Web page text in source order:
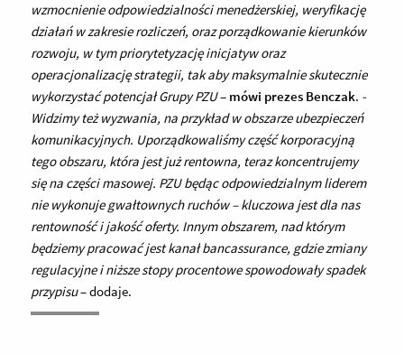
wzmocnienie odpowiedzialności menedżerskiej, weryfikację
działań w zakresie rozliczeń, oraz porządkowanie kierunków
rozwoju, w tym priorytetyzację inicjatyw oraz
operacjonalizację strategii, tak aby maksymalnie skutecznie
wykorzystać potencjał Grupy PZU– mówi prezes Benczak. -
Widzimy też wyzwania, na przykład w obszarze ubezpieczeń
komunikacyjnych. Uporządkowaliśmy część korporacyjną
tego obszaru, która jest już rentowna, teraz koncentrujemy
się na części masowej. PZU będąc odpowiedzialnym liderem
nie wykonuje gwałtownych ruchów – kluczowa jest dla nas
rentowność i jakość oferty. Innym obszarem, nad którym
będziemy pracować jest kanał bancassurance, gdzie zmiany
regulacyjne i niższe stopy procentowe spowodowały spadek
przypisu– dodaje.